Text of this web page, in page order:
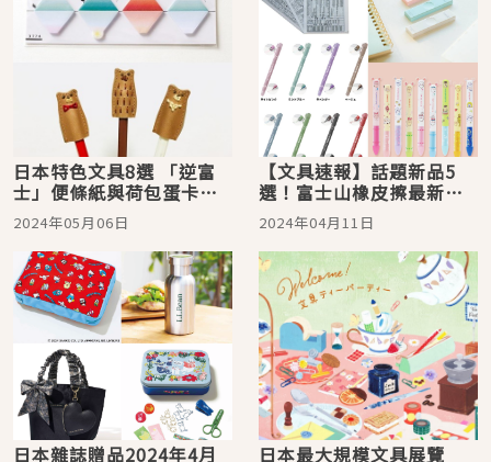
日本特色文具8選 「逆富
士」便條紙與荷包蛋卡片
夾超吸睛！為日常生活帶
來無限驚喜
2024年05月06日
【文具速報】話題新品5
選！富士山橡皮擦最新紫
色夜櫻款美爆，吉伊卡哇
雙色筆是你上班上課好夥
伴
2024年04月11日
日本雜誌贈品2024年4月 日本最大規模文具展覽